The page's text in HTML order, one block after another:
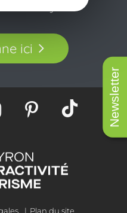
Newsletter
en Aveyron.
ici
Plan du site